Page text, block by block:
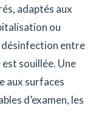
adaptés aux
ou
désinfection entre
souillée. Une
aux surfaces
d’examen, les